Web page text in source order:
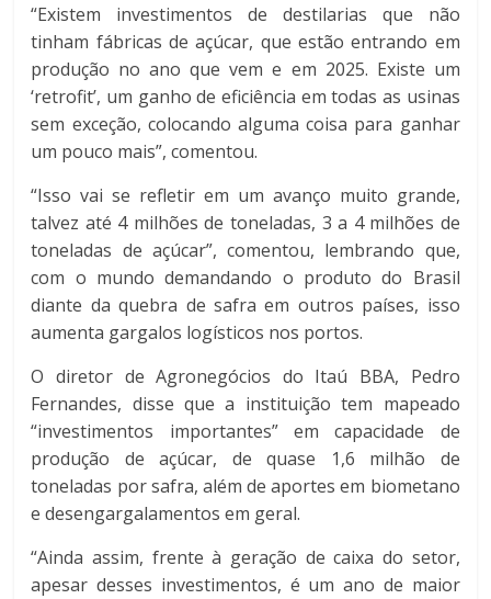
“Existem investimentos de destilarias que não
tinham fábricas de açúcar, que estão entrando em
produção no ano que vem e em 2025. Existe um
‘retrofit’, um ganho de eficiência em todas as usinas
sem exceção, colocando alguma coisa para ganhar
um pouco mais”, comentou.
“Isso vai se refletir em um avanço muito grande,
talvez até 4 milhões de toneladas, 3 a 4 milhões de
toneladas de açúcar”, comentou, lembrando que,
com o mundo demandando o produto do Brasil
diante da quebra de safra em outros países, isso
aumenta gargalos logísticos nos portos.
O diretor de Agronegócios do Itaú BBA, Pedro
Fernandes, disse que a instituição tem mapeado
“investimentos importantes” em capacidade de
produção de açúcar, de quase 1,6 milhão de
toneladas por safra, além de aportes em biometano
e desengargalamentos em geral.
“Ainda assim, frente à geração de caixa do setor,
apesar desses investimentos, é um ano de maior